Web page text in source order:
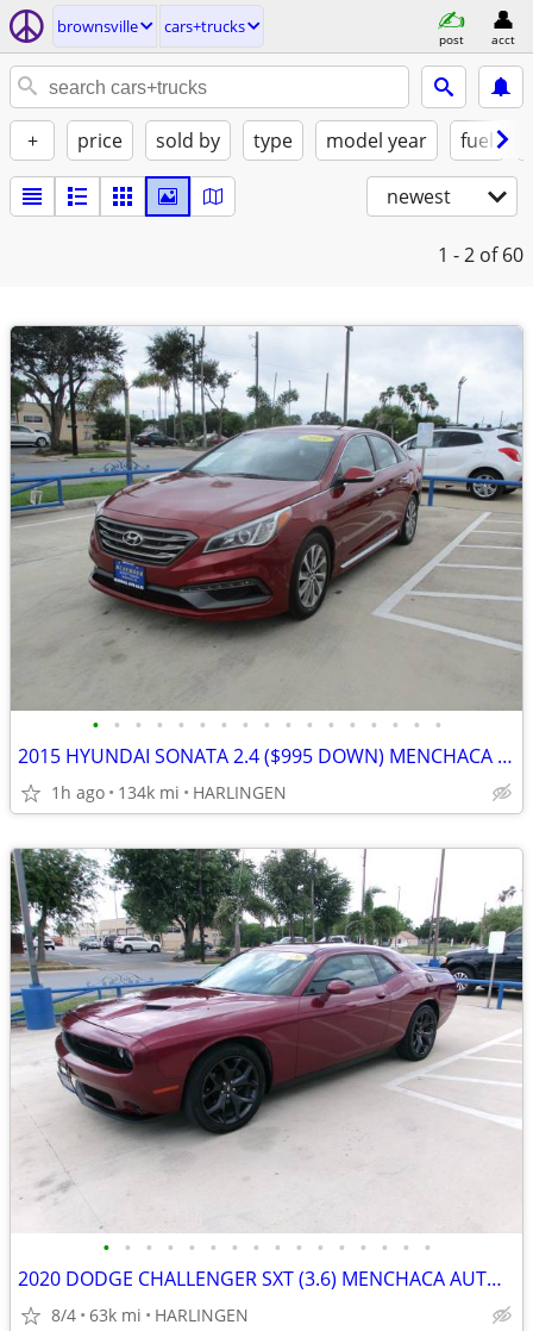
brownsville cars+trucks
post acct
+ price sold by type model year fuel
newest
1 - 2 of 60
• • • • • • • • • • • • • • • • •
2015 HYUNDAI SONATA 2.4 ($995 DOWN) MENCHACA AUTO SALES
1h ago 134k mi HARLINGEN
• • • • • • • • • • • • • • • •
2020 DODGE CHALLENGER SXT (3.6) MENCHACA AUTO SALES
8/4 63k mi HARLINGEN